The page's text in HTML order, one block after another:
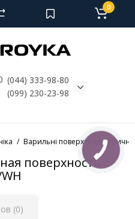
(044) 333-98-80
(099) 230-23-98
0
Варильні поверхні електричні
поверхность
(0)
КНОПКА
СВЯЗИ